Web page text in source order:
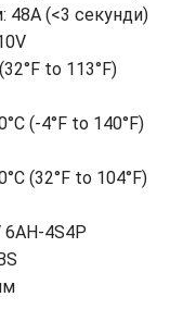
48A (<3 секунди)
to 113°F)
(-4°F to 140°F)
(32°F to 104°F)
6AH-4S4P